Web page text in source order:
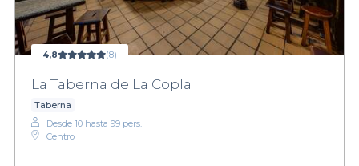
4,8 (8)
La Taberna de La Copla
Taberna
Desde 10 hasta 99 pers.
Centro